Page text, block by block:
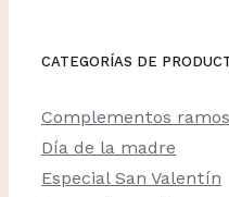
CATEGORÍAS DE
Complementos ramos
Día de la madre
Especial San Valentín